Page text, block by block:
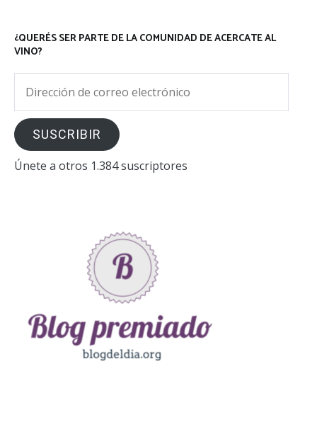
¿QUERÉS SER PARTE DE LA COMUNIDAD DE ACERCATE AL
VINO?
correo
electrónico
SUSCRIBIR
Únete a otros 1.384 suscriptores